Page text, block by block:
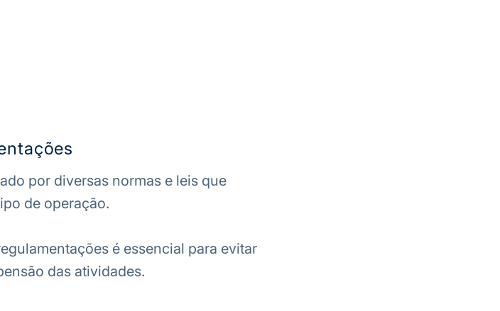
por diversas normas e leis que
de operação.
é essencial para evitar
das atividades.